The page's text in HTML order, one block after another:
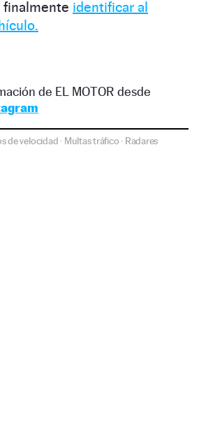
finalmente identificar al
de EL MOTOR desde
de velocidad · Multas tráfico · Radares